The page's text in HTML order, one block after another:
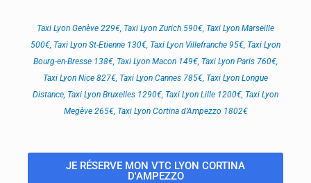
Taxi Lyon Genève 229€, Taxi Lyon Zurich 590€, Taxi Lyon Marseille
500€, Taxi Lyon St-Etienne 130€, Taxi Lyon Villefranche 95€, Taxi Lyon
Bourg-en-Bresse 138€, Taxi Lyon Macon 149€, Taxi Lyon Paris 760€,
Taxi Lyon Nice 827€, Taxi Lyon Cannes 785€, Taxi Lyon Longue
Distance, Taxi Lyon Bruxelles 1290€, Taxi Lyon Lille 1200€, Taxi Lyon
Megève 265€, Taxi Lyon Cortina d’Ampezzo 1802€
JE RÉSERVE MON VTC LYON CORTINA
D'AMPEZZO